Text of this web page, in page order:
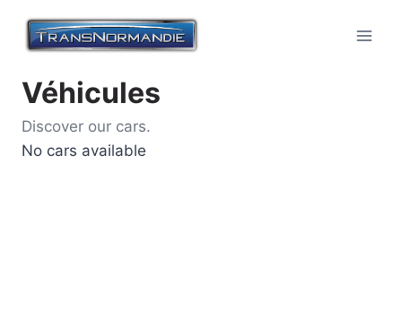
Véhicules
Discover our cars.
No cars available